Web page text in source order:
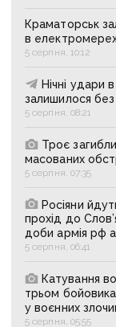
Краматорськ
в
5 серпня, 10:12
Нічні удари
залишилося без
5 серпня, 08:21
Троє
масованих
5 серпня, 07:35
Росіяни
прохід до
доби армія рф
5 серпня, 06:41
Катування
трьом
у воєнних
5 серпня, 05:55